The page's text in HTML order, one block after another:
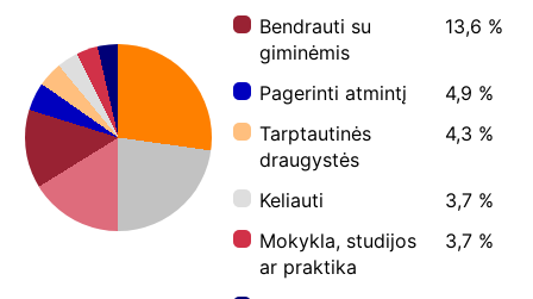
Bendrauti su
giminėmis
13,6 %
Pagerinti atmintį
4,9 %
Tarptautinės
draugystės
4,3 %
Keliauti
3,7 %
Mokykla, studijos
ar praktika
3,7 %